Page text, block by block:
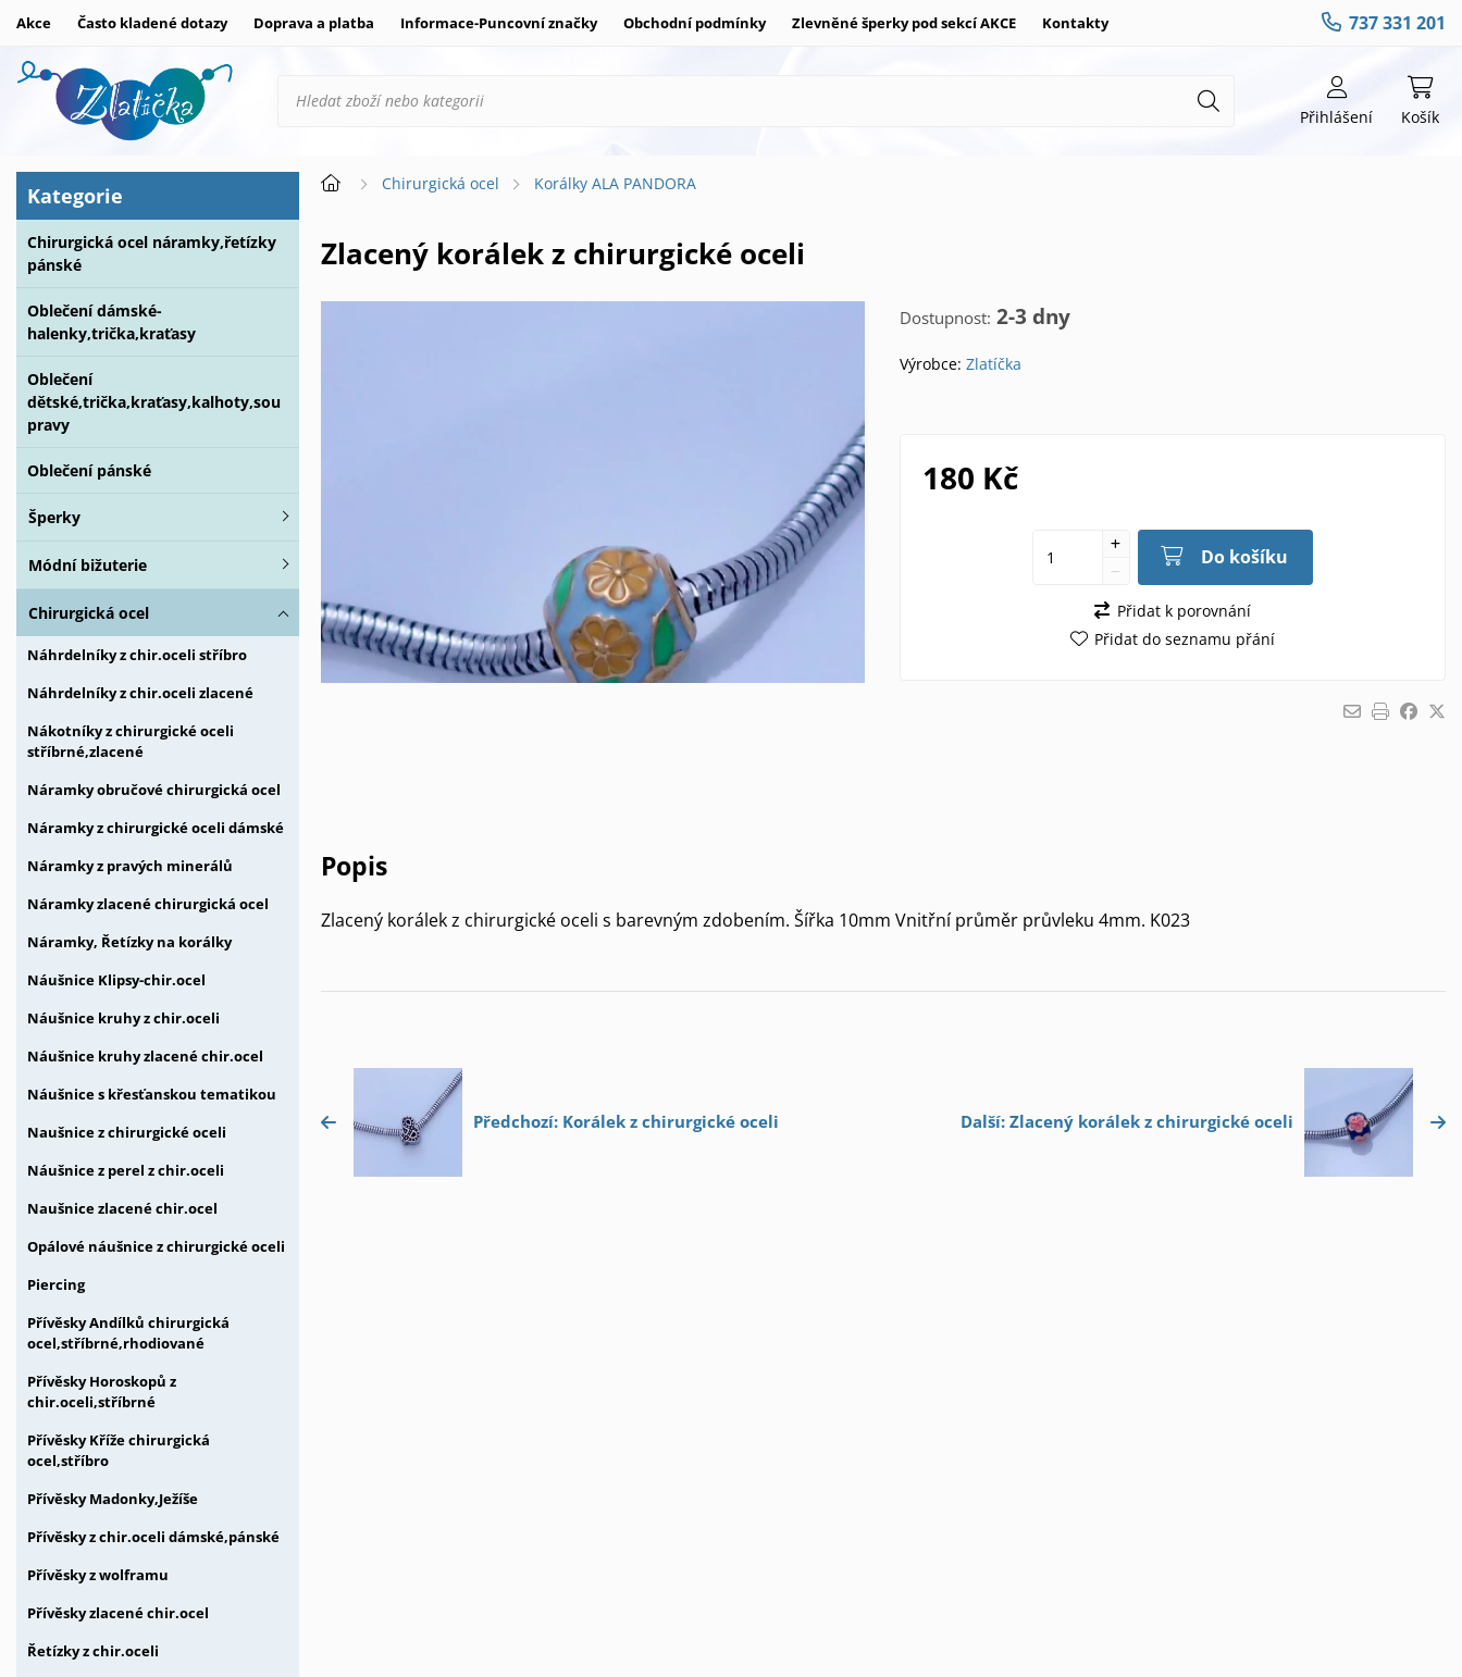
Akce Často kladené dotazy Doprava a platba Informace-Puncovní značky Obchodní podmínky Zlevněné šperky pod sekcí AKCE Kontakty 737 331 201
Přihlášení Košík
Kategorie
Chirurgická ocel náramky,řetízky
pánské
Oblečení dámské-
halenky,trička,kraťasy
Oblečení
dětské,trička,kraťasy,kalhoty,sou
pravy
Oblečení pánské
Šperky
Módní bižuterie
Chirurgická ocel
Náhrdelníky z chir.oceli stříbro
Náhrdelníky z chir.oceli zlacené
Nákotníky z chirurgické oceli
stříbrné,zlacené
Náramky obručové chirurgická ocel
Náramky z chirurgické oceli dámské
Náramky z pravých minerálů
Náramky zlacené chirurgická ocel
Náramky, Řetízky na korálky
Náušnice Klipsy-chir.ocel
Náušnice kruhy z chir.oceli
Náušnice kruhy zlacené chir.ocel
Náušnice s křesťanskou tematikou
Naušnice z chirurgické oceli
Náušnice z perel z chir.oceli
Naušnice zlacené chir.ocel
Opálové náušnice z chirurgické oceli
Piercing
Přívěsky Andílků chirurgická
ocel,stříbrné,rhodiované
Přívěsky Horoskopů z
chir.oceli,stříbrné
Přívěsky Kříže chirurgická
ocel,stříbro
Přívěsky Madonky,Ježíše
Přívěsky z chir.oceli dámské,pánské
Přívěsky z wolframu
Přívěsky zlacené chir.ocel
Řetízky z chir.oceli
Chirurgická ocel Korálky ALA PANDORA
Zlacený korálek z chirurgické oceli
Dostupnost: 2-3 dny
Výrobce: Zlatíčka
180 Kč
Do košíku
Přidat k porovnání
Přidat do seznamu přání
Popis
Zlacený korálek z chirurgické oceli s barevným zdobením. Šířka 10mm Vnitřní průměr průvleku 4mm. K023
Předchozí: Korálek z chirurgické oceli Další: Zlacený korálek z chirurgické oceli